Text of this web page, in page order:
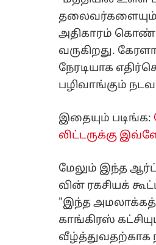
அதிகாரம்
வருகிறது.
நேரடியாக
பழிவாங்கும்
இதையும் படிங்க:
லிட்டருக்கு
மேலும் இந்த
வின் ரகசியக்
"இந்த
காங்கிரஸ்
வீழ்த்துவதற்காக